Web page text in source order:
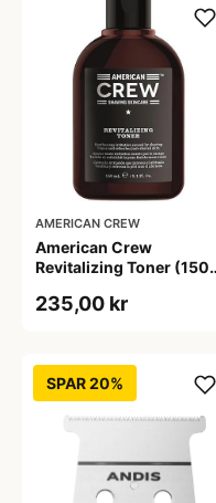
AMERICAN CREW
American Crew
Revitalizing Toner (150
235,00 kr
SPAR 20%